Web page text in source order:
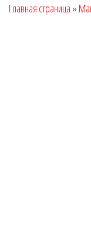
Главная страница »